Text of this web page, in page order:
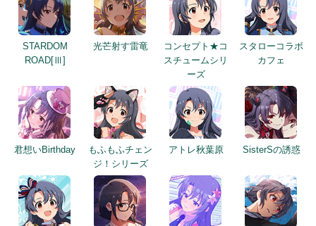
STARDOM
ROAD[Ⅲ]
光芒射す雷竜
コンセプト★コ
スチュームシリ
ーズ
スタローコラボ
カフェ
君想いBirthday
もふもふチェン
ジ！シリーズ
アトレ秋葉原 SisterSの誘惑